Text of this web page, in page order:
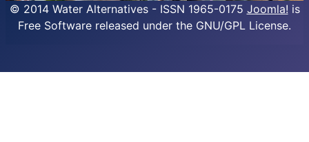
© 2014 Water Alternatives - ISSN 1965-0175 Joomla! is
Free Software released under the GNU/GPL License.